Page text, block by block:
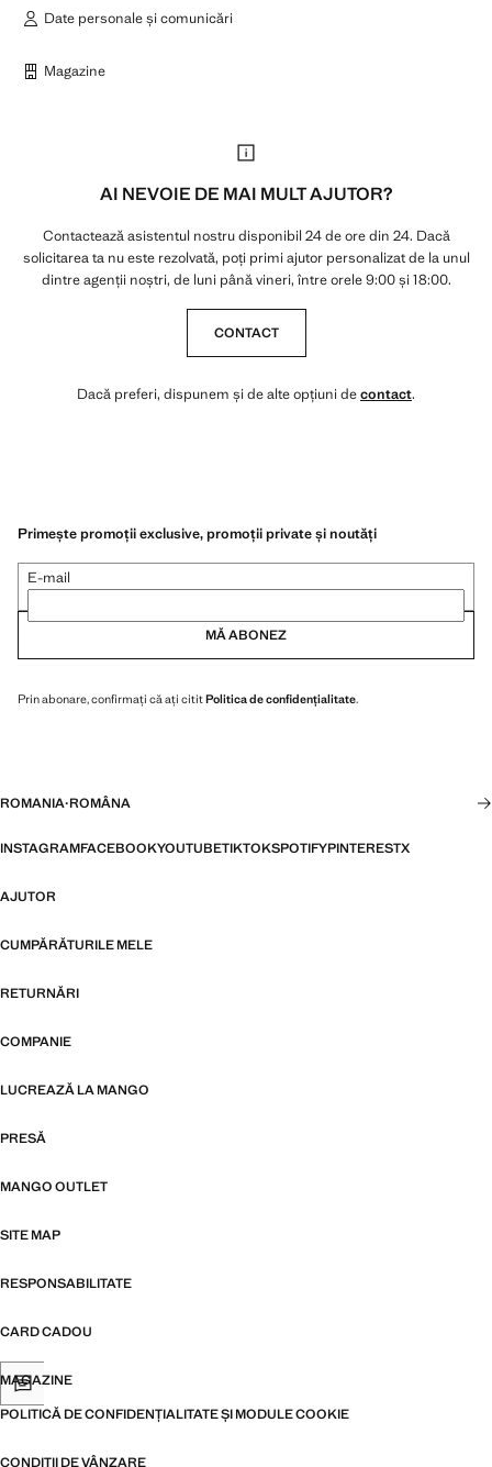
Date personale și comunicări
Magazine
AI NEVOIE DE MAI MULT AJUTOR?
Contactează asistentul nostru disponibil 24 de ore din 24. Dacă
solicitarea ta nu este rezolvată, poți primi ajutor personalizat de la unul
dintre agenții noștri, de luni până vineri, între orele 9:00 și 18:00.
CONTACT
Dacă preferi, dispunem și de alte opțiuni decontact.
Primește promoții exclusive, promoții private și noutăți
E-mail
MĂ ABONEZ
Prin abonare, confirmați că ați cititPolitica de confidențialitate.
ROMANIA·ROMÂNA
INSTAGRAMFACEBOOKYOUTUBETIKTOKSPOTIFYPINTERESTX
AJUTOR
CUMPĂRĂTURILE MELE
RETURNĂRI
COMPANIE
LUCREAZĂ LA MANGO
PRESĂ
MANGO OUTLET
SITE MAP
RESPONSABILITATE
CARD CADOU
MAGAZINE
POLITICĂ DE CONFIDENȚIALITATE ȘI MODULE COOKIE
CONDIȚII DE VÂNZARE